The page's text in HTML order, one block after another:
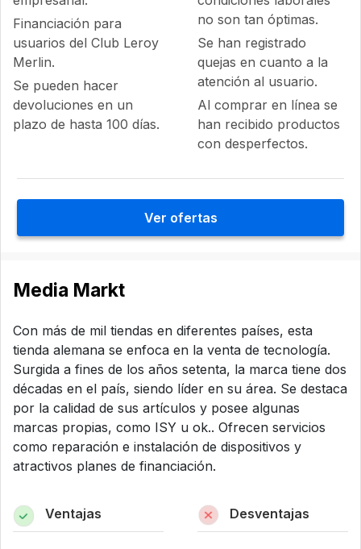
Financiación para
usuarios del Club Leroy
Merlin.
Se pueden hacer
devoluciones en un
plazo de hasta 100 días.
no son tan óptimas.
Se han registrado
quejas en cuanto a la
atención al usuario.
Al comprar en línea se
han recibido productos
con desperfectos.
Ver ofertas
Media Markt
Con más de mil tiendas en diferentes países, esta
tienda alemana se enfoca en la venta de tecnología.
Surgida a fines de los años setenta, la marca tiene dos
décadas en el país, siendo líder en su área. Se destaca
por la calidad de sus artículos y posee algunas
marcas propias, como ISY u ok.. Ofrecen servicios
como reparación e instalación de dispositivos y
atractivos planes de financiación.
Ventajas Desventajas